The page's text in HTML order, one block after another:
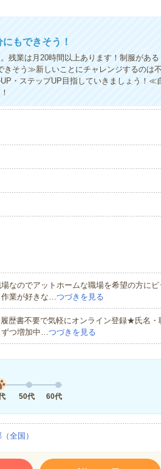
もできそう！
残業は月20時間以上あります！制服がある
そう≫新しいことにチャレンジするのは不
・ステップUP目指していきましょう！≪
なのでアットホームな職場を希望の方にピ
作業が好きな…つづきを見る
歴書不要で気軽にオンライン登録★氏名・
ずつ増加中…つづきを見る
50代 60代
全国）